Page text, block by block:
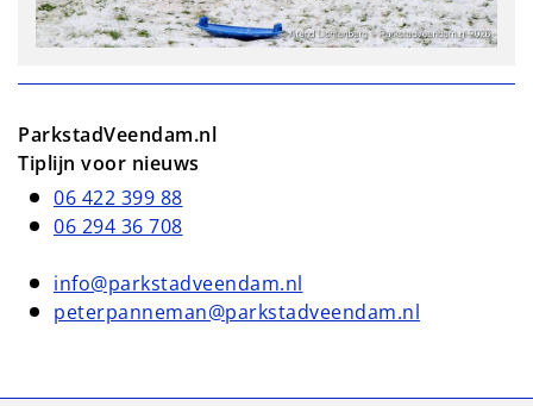
ParkstadVeendam.nl
Tiplijn voor nieuws
06 422 399 88
06 294 36 708
info@parkstadveendam.nl
peterpanneman@parkstadveendam.nl